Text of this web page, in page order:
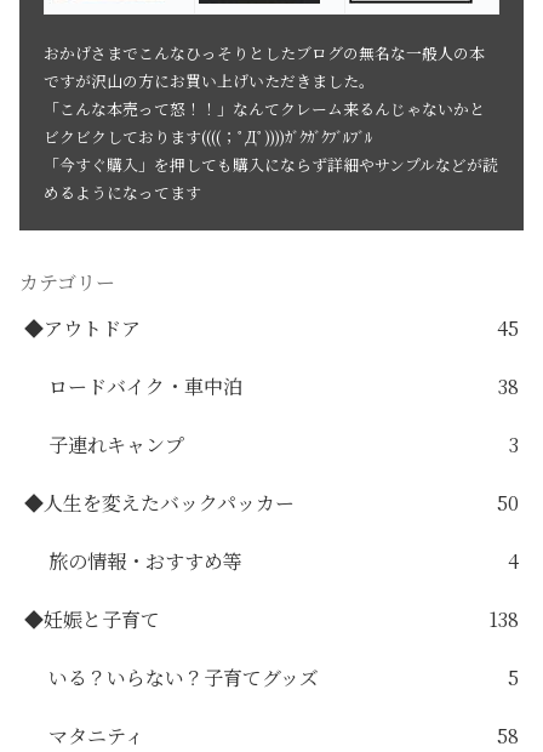
おかげさまでこんなひっそりとしたブログの無名な一般人の本
ですが沢山の方にお買い上げいただきました。
「こんな本売って怒！！」なんてクレーム来るんじゃないかと
ビクビクしております((((；ﾟДﾟ))))ｶﾞｸｶﾞｸﾌﾞﾙﾌﾞﾙ
「今すぐ購入」を押しても購入にならず詳細やサンプルなどが読
めるようになってます
カテゴリー
◆アウトドア
45
ロードバイク・車中泊 38
子連れキャンプ 3
◆人生を変えたバックパッカー 50
旅の情報・おすすめ等 4
◆妊娠と子育て 138
いる？いらない？子育てグッズ 5
マタニティ 58